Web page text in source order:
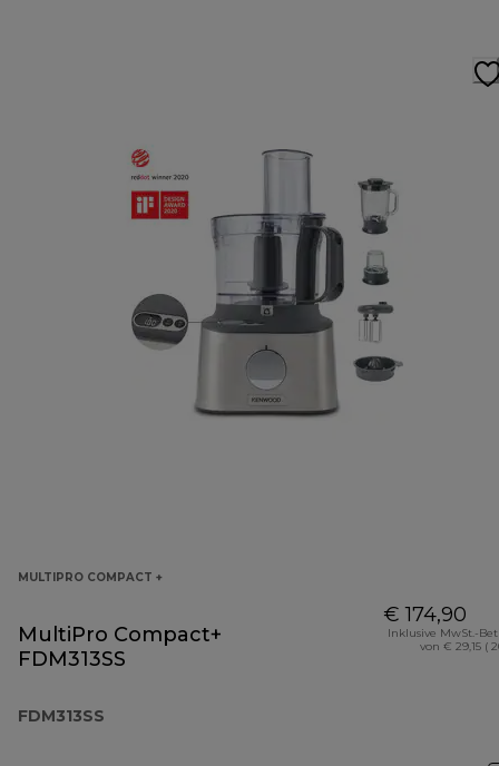
MULTIPRO COMPACT +
MultiPro Compact+
FDM313SS
FDM313SS
€ 174,90
Inklusive MwSt.-
von € 29,15 (